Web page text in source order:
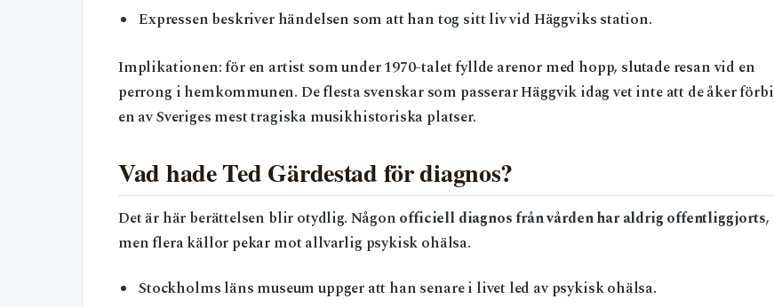
Expressen beskriver händelsen som att han tog sitt liv vid Häggviks station.
Implikationen: för en artist som under 1970-talet fyllde arenor med hopp, slutade resan vid en
perrong i hemkommunen. De flesta svenskar som passerar Häggvik idag vet inte att de åker förbi
en av Sveriges mest tragiska musikhistoriska platser.
Vad hade Ted Gärdestad för diagnos?
Det är här berättelsen blir otydlig. Någon officiell diagnos från vården har aldrig offentliggjorts,
men flera källor pekar mot allvarlig psykisk ohälsa.
Stockholms läns museum uppger att han senare i livet led av psykisk ohälsa.